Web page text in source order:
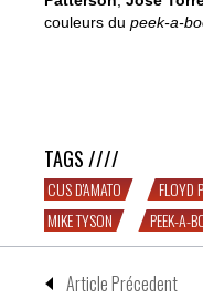
couleurs du peek-a-
TAGS ////
CUS D'AMATO FLOYD
MIKE TYSON
PEEK-A-
Article Précedent